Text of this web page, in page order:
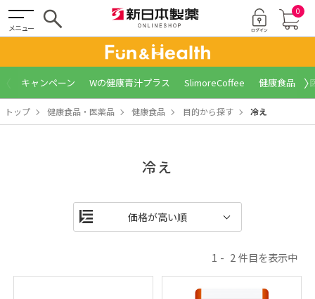
メニュー
0
キャンペーン Wの健康青汁プラス SlimoreCoffee 健康食品 〉
トップ 健康食品・医薬品 健康食品 目的から探す 冷え
冷え
1 2